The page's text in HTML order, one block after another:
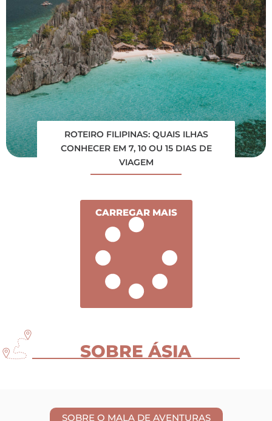
ROTEIRO FILIPINAS: QUAIS ILHAS
CONHECER EM 7, 10 OU 15 DIAS DE
VIAGEM
CARREGAR MAIS
SOBRE ÁSIA